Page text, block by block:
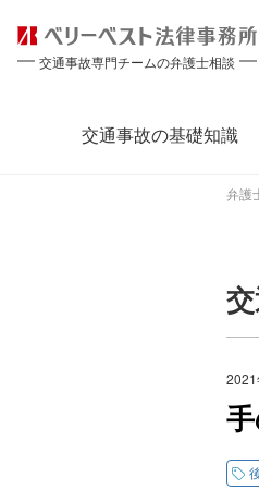
交通事故専門チームの弁護士相談
交通事故の基礎知識
弁護
2021